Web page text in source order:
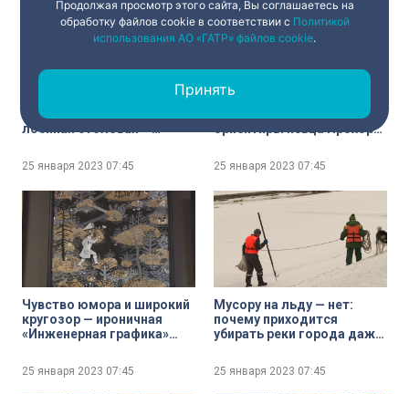
бесстрашная росомаха и
лосиная столовая —
25 января 2023 07:45
Все спектакли Малого
театра и народные песни:
ориентиры певца Прохора
25 января 2023 07:45
Чувство юмора и широкий
кругозор — ироничная
«Инженерная графика»
25 января 2023 07:45
Мусору на льду — нет:
почему приходится
убирать реки города даже
25 января 2023 07:45
Продолжая просмотр этого сайта, Вы соглашаетесь на
обработку файлов cookie в соответствии с Политикой
использования АО «ГАТР» файлов cookie.
Принять